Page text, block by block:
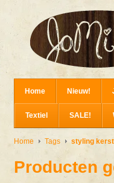
Home Nieuw!
Textiel SALE!
Home Tags styling kerst
Producten